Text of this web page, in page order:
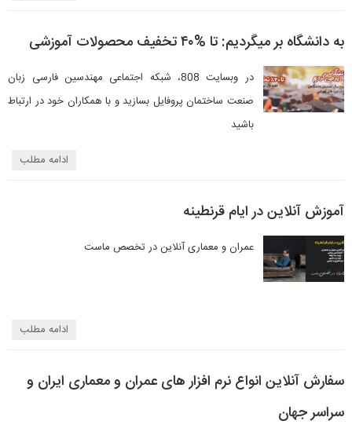
به دانشگاه بر میگردیم: تا %۴۰ تخفیف محصولات آموزشی
در وبسایت 808، شبکه اجتماعی مهندسین فارسی زبان
صنعت ساختمان پروفایل بسازید و با همکاران خود در ارتباط
باشید
ادامه مطلب
آموزش آنلاین در ایام قرنطینه
عمران و معماری آنلاین در تخصص ماست
ادامه مطلب
سفارش آنلاین انواع نرم افزار های عمران و معماری ایران و
سراسر جهان